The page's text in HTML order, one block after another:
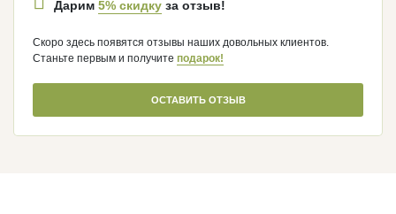
Дарим 5% скидку за отзыв!
Скоро здесь появятся отзывы наших довольных клиентов.
Станьте первым и получите подарок!
ОСТАВИТЬ ОТЗЫВ